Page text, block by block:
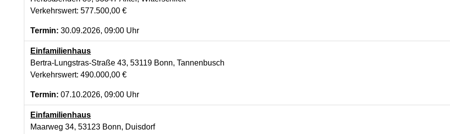
Verkehrswert: 577.500,00 €
Termin: 30.09.2026, 09:00 Uhr
Einfamilienhaus
Bertra-Lungstras-Straße 43, 53119 Bonn, Tannenbusch
Verkehrswert: 490.000,00 €
Termin: 07.10.2026, 09:00 Uhr
Einfamilienhaus
Maarweg 34, 53123 Bonn, Duisdorf